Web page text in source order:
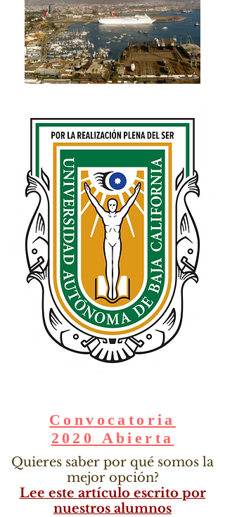
Convocatoria
2020 Abierta
Quieres saber por qué somos la
mejor opción?
Lee este artículo escrito por
nuestros alumnos